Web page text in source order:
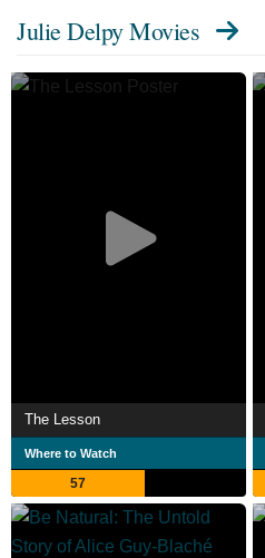
Julie Delpy Movies
The Lesson
Where to Watch
57